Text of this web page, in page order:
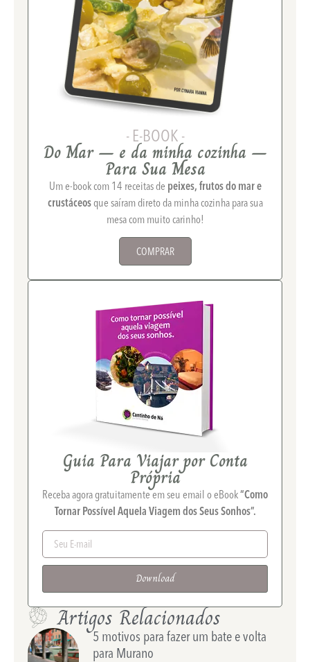
- E-BOOK -
Do Mar – e da minha cozinha –
Para Sua Mesa
Um e-book com 14 receitas de peixes, frutos do mar e
crustáceosque saíram direto da minha cozinha para sua
mesa com muito carinho!
COMPRAR
Guia Para Viajar por Conta
Própria
Receba agora gratuitamente em seu email o eBook“Como
Tornar Possível Aquela Viagem dos Seus Sonhos”.
Download
Artigos Relacionados
5 motivos para fazer um bate e volta
para Murano